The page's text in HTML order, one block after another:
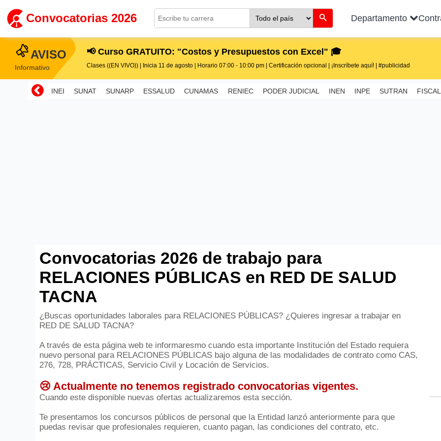
Convocatorias 2026 Departamento
AVISO
Informativo
📢 Curso GRATUITO: "Costos y Presupuestos con Excel" 🎓
Clases ((EN VIVO)) | Inicia 11 de agosto | Horario 07:00 - 10:00 pm | Certificación opcional | ¡Inscríbete aquí! | #publicidad
INEI SUNAT SUNARP ESSALUD CUNAMAS RENIEC PODER JUDICIAL INEN INPE SUTRAN
Convocatorias 2026 de trabajo para
RELACIONES PÚBLICAS en RED DE SALUD
TACNA
¿Buscas oportunidades laborales para RELACIONES PÚBLICAS? ¿Quieres ingresar a trabajar en
RED DE SALUD TACNA?
A través de esta página web te informaresmo cuando esta importante Institución del Estado requiera
nuevo personal para RELACIONES PÚBLICAS bajo alguna de las modalidades de contrato como CAS,
276, 728, PRÁCTICAS, Servicio Civil y Locación de Servicios.
😢 Actualmente no tenemos registrado convocatorias vigentes.
Cuando este disponible nuevas ofertas actualizaremos esta sección.
Te presentamos los concursos públicos de personal que la Entidad lanzó anteriormente para que
puedas revisar que profesionales requieren, cuanto pagan, las condiciones del contrato, etc.